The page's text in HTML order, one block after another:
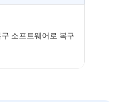
소프트웨어로 복구